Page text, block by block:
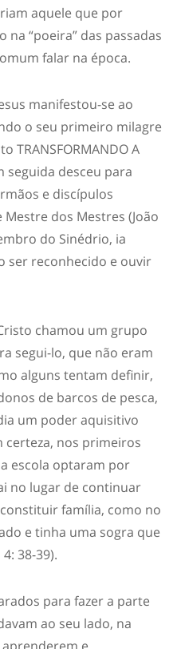
aquele que por
“poeira” das passadas
falar na época.
manifestou-se ao
o seu primeiro milagre
TRANSFORMANDO A
seguida desceu para
e discípulos
dos Mestres (João
do Sinédrio, ia
ser reconhecido e ouvir
chamou um grupo
segui-lo, que não eram
alguns tentam definir,
de barcos de pesca,
um poder aquisitivo
certeza, nos primeiros
escola optaram por
no lugar de continuar
família, como no
e tinha uma sogra que
38-39).
para fazer a parte
ao seu lado, na